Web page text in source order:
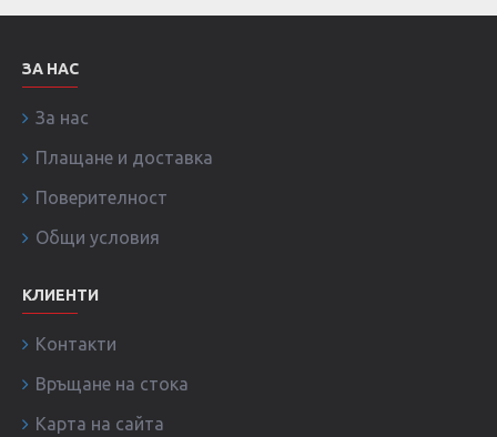
ЗА НАС
За нас
Плащане и доставка
Поверителност
Общи условия
КЛИЕНТИ
Контакти
Връщане на стока
Карта на сайта